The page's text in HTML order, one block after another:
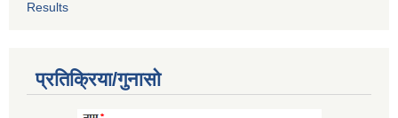
Results
प्रतिक्रिया/गुनासो